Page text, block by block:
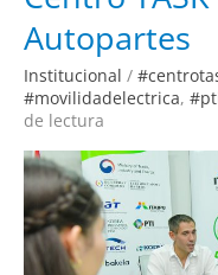
Autopartes
Institucional /
#movilidadelectrica,
de lectura
proyecto
TASK
Paraguay
de
Autopartes